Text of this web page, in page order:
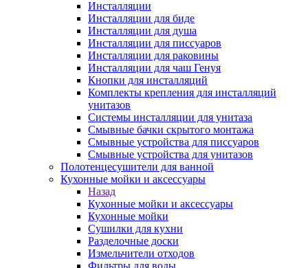
Инсталляции
Инсталляции для биде
Инсталляции для душа
Инсталляции для писсуаров
Инсталляции для раковины
Инсталляции для чаш Генуя
Кнопки для инсталляций
Комплекты крепления для инсталляций
унитазов
Системы инсталляции для унитаза
Смывные бачки скрытого монтажа
Смывные устройства для писсуаров
Смывные устройства для унитазов
Полотенцесушители для ванной
Кухонные мойки и аксессуары
Назад
Кухонные мойки и аксессуары
Кухонные мойки
Сушилки для кухни
Разделочные доски
Измельчители отходов
Фильтры для воды